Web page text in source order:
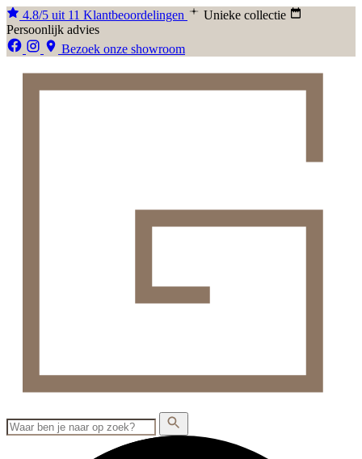
4.8/5 uit 11 Klantbeoordelingen
Unieke collectie
Persoonlijk advies
Bezoek onze showroom